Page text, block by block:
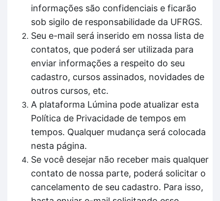
informações são confidenciais e ficarão
sob sigilo de responsabilidade da UFRGS.
Seu e-mail será inserido em nossa lista de
contatos, que poderá ser utilizada para
enviar informações a respeito do seu
cadastro, cursos assinados, novidades de
outros cursos, etc.
A plataforma Lúmina pode atualizar esta
Política de Privacidade de tempos em
tempos. Qualquer mudança será colocada
nesta página.
Se você desejar não receber mais qualquer
contato de nossa parte, poderá solicitar o
cancelamento de seu cadastro. Para isso,